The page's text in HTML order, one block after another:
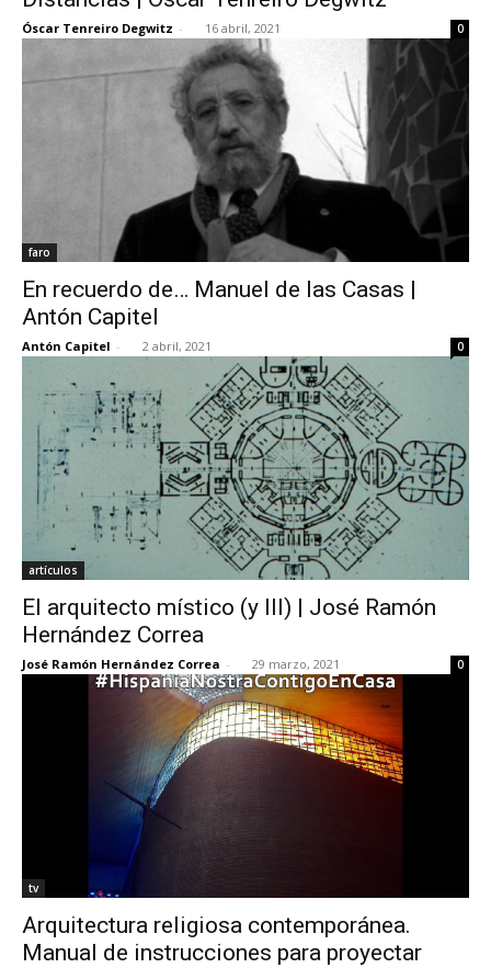
Óscar Tenreiro Degwitz - 16 abril, 2021 0
faro
En recuerdo de… Manuel de las Casas |
Antón Capitel
Antón Capitel - 2 abril, 2021 0
artículos
El arquitecto místico (y III) | José Ramón
Hernández Correa
José Ramón Hernández Correa - 29 marzo, 2021 0
tv
Arquitectura religiosa contemporánea.
Manual de instrucciones para proyectar